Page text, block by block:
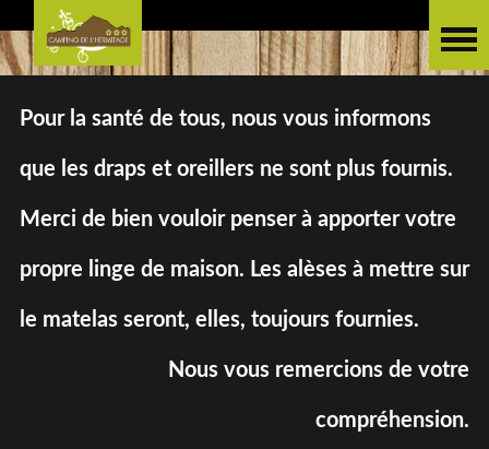
Pour la santé de tous, nous vous informons
que les draps et oreillers ne sont plus fournis.
Merci de bien vouloir penser à apporter votre
propre linge de maison. Les alèses à mettre sur
le matelas seront, elles, toujours fournies.
Nous vous remercions de votre
compréhension.